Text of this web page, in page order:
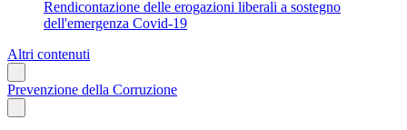
Rendicontazione delle erogazioni liberali a sostegno
dell'emergenza Covid-19
Altri contenuti
Prevenzione della Corruzione